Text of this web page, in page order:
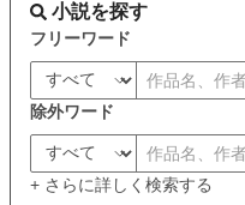
小説を探す
フリーワード
除外ワード
+ さらに詳しく検索する